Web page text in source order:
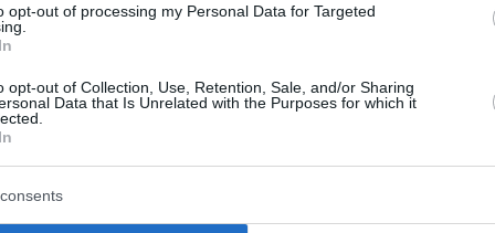
opt-out of processing my Personal Data for Targeted
opt-out of Collection, Use, Retention, Sale, and/or Sharing
Data that Is Unrelated with the Purposes for which it
επόμενη αγωνιστική
έχει δικαίωμα συμμετοχής στον αυριανό
με αντίπαλο τηνΜακάμπι Τελ Αβίβ, καθώς
απροόπτου θα γίνει κόντρα στη